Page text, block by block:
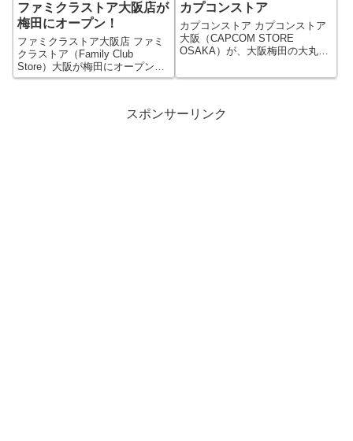
ファミクラストア大阪店が
梅田にオープン！
ファミクラストア大阪店 ファミ
クラストア（Family Club
Store）大阪が梅田にオープンし
ました。 ファミクラストアの場
のビルにあります。ジャニーズ
カプコンストア
カプコンストア カプコンストア
大阪（CAPCOM STORE
OSAKA）が、大阪梅田の大丸梅
ました。 店内にはカプコンのゲ
ゲームの一つモンハンことモ...
スポンサーリンク